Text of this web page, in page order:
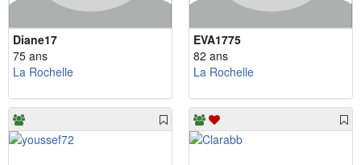
Diane17
75 ans
La Rochelle
EVA1775
82 ans
La Rochelle